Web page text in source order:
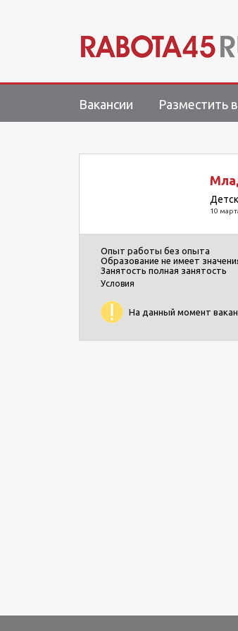
Вакансии Разместить
10
Опыт работы без опыта
Образование не имеет
Занятость полная занятость
Условия
На данный момент